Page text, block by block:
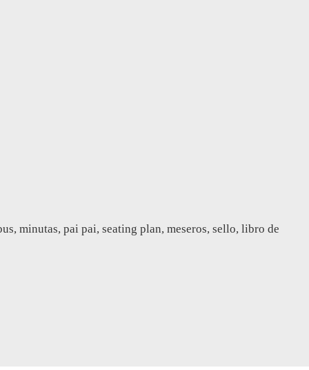
minutas, pai pai, seating plan, meseros, sello, libro de